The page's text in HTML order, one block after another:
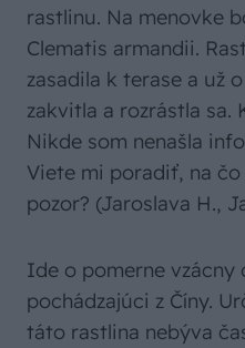
rastlinu. Na menovke
Clematis armandii.
zasadila k terase a už
zakvitla a rozrástla sa.
Nikde som nenašla
Viete mi poradiť, na
pozor? (Jaroslava H.,
Ide o pomerne vzácny
pochádzajúci z Číny.
táto rastlina nebýva